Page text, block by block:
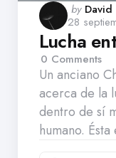
Posted
by
by
28
Lucha
0 Comments
Un anciano
acerca de la
dentro de sí
humano.